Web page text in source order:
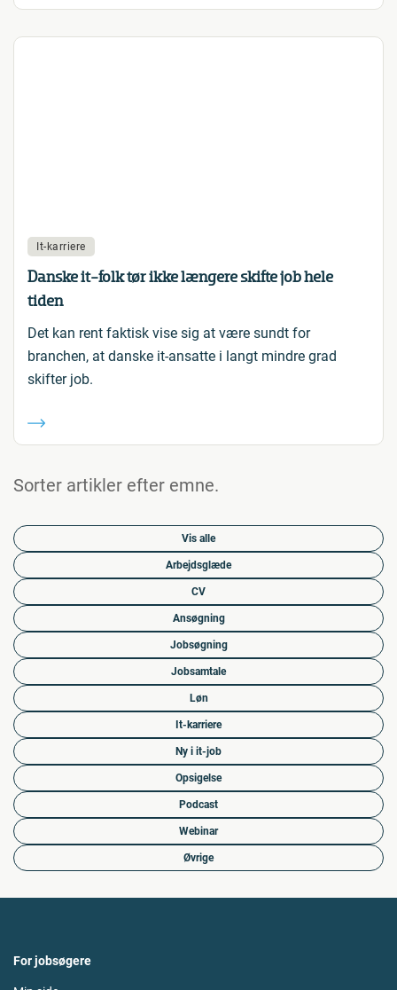
It-karriere
Danske it-folk tør ikke længere skifte job hele
tiden
Det kan rent faktisk vise sig at være sundt for
branchen, at danske it-ansatte i langt mindre grad
skifter job.
Sorter artikler efter emne.
Vis alle
Arbejdsglæde
CV
Ansøgning
Jobsøgning
Jobsamtale
Løn
It-karriere
Ny i it-job
Opsigelse
Podcast
Webinar
Øvrige
For jobsøgere